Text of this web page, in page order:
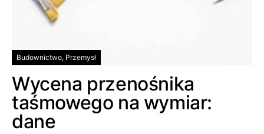
Budownictwo, Przemysł
Wycena przenośnika
taśmowego na wymiar:
dane